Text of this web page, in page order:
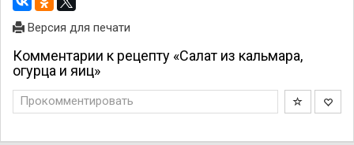
Версия для печати
Комментарии к рецепту «Салат из кальмара,
огурца и яиц»
Прокомментировать